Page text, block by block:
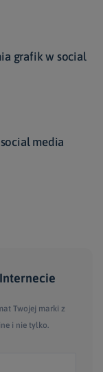
grafik w social
media
Twojej marki z
i nie tylko.